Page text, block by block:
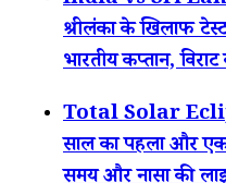
श्रीलंका के खिलाफ
भारतीय कप्तान,
Total Solar
साल का पहला और